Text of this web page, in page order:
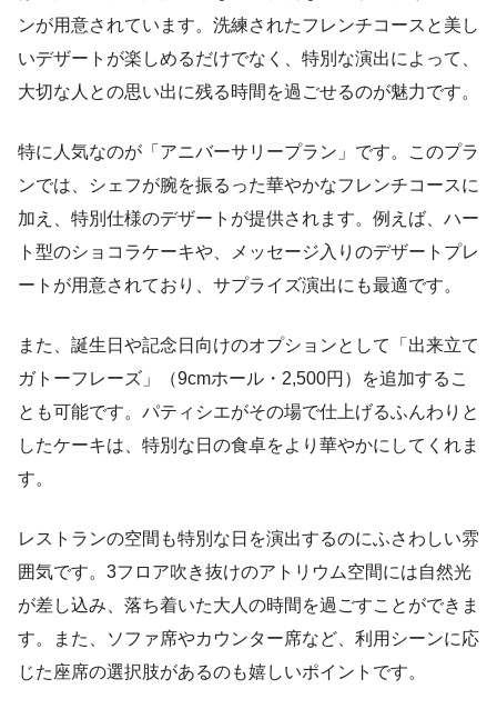
ンが用意されています。洗練されたフレンチコースと美し
いデザートが楽しめるだけでなく、特別な演出によって、
大切な人との思い出に残る時間を過ごせるのが魅力です。
特に人気なのが「アニバーサリープラン」です。このプラ
ンでは、シェフが腕を振るった華やかなフレンチコースに
加え、特別仕様のデザートが提供されます。例えば、ハー
ト型のショコラケーキや、メッセージ入りのデザートプレ
ートが用意されており、サプライズ演出にも最適です。
また、誕生日や記念日向けのオプションとして「出来立て
ガトーフレーズ」（9cmホール・2,500円）を追加するこ
とも可能です。パティシエがその場で仕上げるふんわりと
したケーキは、特別な日の食卓をより華やかにしてくれま
す。
レストランの空間も特別な日を演出するのにふさわしい雰
囲気です。3フロア吹き抜けのアトリウム空間には自然光
が差し込み、落ち着いた大人の時間を過ごすことができま
す。また、ソファ席やカウンター席など、利用シーンに応
じた座席の選択肢があるのも嬉しいポイントです。